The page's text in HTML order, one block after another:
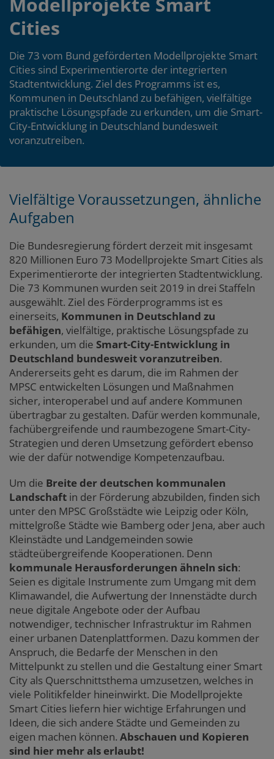
Cities
Die 73 vom Bund geförderten Modellprojekte Smart
Cities sind Experimentierorte der integrierten
Stadtentwicklung. Ziel des Programms ist es,
Kommunen in Deutschland zu befähigen, vielfältige
praktische Lösungspfade zu erkunden, um die Smart-
City-Entwicklung in Deutschland bundesweit
voranzutreiben.
Vielfältige Voraussetzungen, ähnliche
Aufgaben
Die Bundesregierung fördert derzeit mit insgesamt
820 Millionen Euro 73 Modellprojekte Smart Cities als
Experimentierorte der integrierten Stadtentwicklung.
Die 73 Kommunen wurden seit 2019 in drei Staffeln
ausgewählt. Ziel des Förderprogramms ist es
einerseits, Kommunen in Deutschland zu
befähigen, vielfältige, praktische Lösungspfade zu
erkunden, um die Smart-City-Entwicklung in
Deutschland bundesweit voranzutreiben.
Andererseits geht es darum, die im Rahmen der
MPSC entwickelten Lösungen und Maßnahmen
sicher, interoperabel und auf andere Kommunen
übertragbar zu gestalten. Dafür werden kommunale,
fachübergreifende und raumbezogene Smart-City-
Strategien und deren Umsetzung gefördert ebenso
wie der dafür notwendige Kompetenzaufbau.
Um die Breite der deutschen kommunalen
Landschaft in der Förderung abzubilden, finden sich
unter den MPSC Großstädte wie Leipzig oder Köln,
mittelgroße Städte wie Bamberg oder Jena, aber auch
Kleinstädte und Landgemeinden sowie
städteübergreifende Kooperationen. Denn
kommunale Herausforderungen ähneln sich:
Seien es digitale Instrumente zum Umgang mit dem
Klimawandel, die Aufwertung der Innenstädte durch
neue digitale Angebote oder der Aufbau
notwendiger, technischer Infrastruktur im Rahmen
einer urbanen Datenplattformen. Dazu kommen der
Anspruch, die Bedarfe der Menschen in den
Mittelpunkt zu stellen und die Gestaltung einer Smart
City als Querschnittsthema umzusetzen, welches in
viele Politikfelder hineinwirkt. Die Modellprojekte
Smart Cities liefern hier wichtige Erfahrungen und
Ideen, die sich andere Städte und Gemeinden zu
eigen machen können. Abschauen und Kopieren
sind hier mehr als erlaubt!